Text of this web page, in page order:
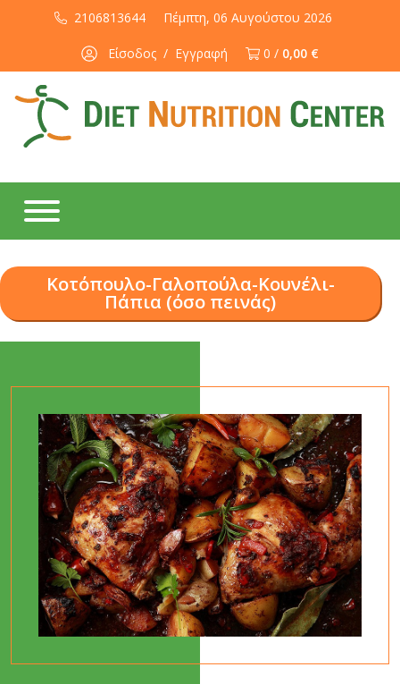
2106813644 Πέμπτη, 06 Αυγούστου 2026
Είσοδος / Εγγραφή 0 / 0,00 €
Κοτόπουλο-Γαλοπούλα-Κουνέλι-
Πάπια (όσο πεινάς)